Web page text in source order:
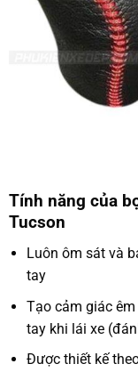
Tính năng của
Tucson
Luôn ôm sát và
tay
Tạo cảm giác
tay khi lái xe
Được thiết kế